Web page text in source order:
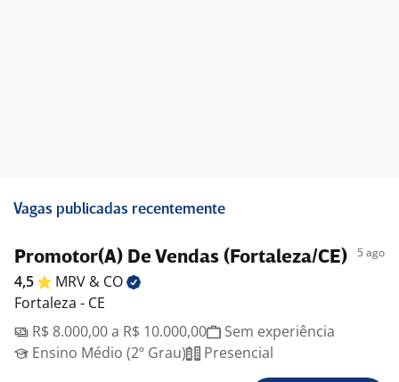
Vagas publicadas recentemente
Promotor(A) De Vendas (Fortaleza/CE) 5 ago
4,5 MRV & CO
Fortaleza - CE
R$ 8.000,00 a R$ 10.000,00
Sem experiência
Ensino Médio (2º Grau)
Presencial